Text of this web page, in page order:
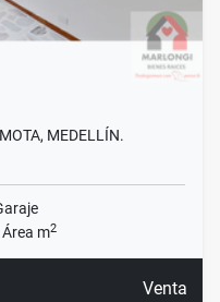
MEDELLÍN.
Área m2
Venta